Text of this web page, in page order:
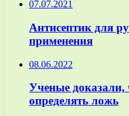
07.07.2021
Антисептик для
применения
08.06.2022
Ученые доказали,
определять ложь